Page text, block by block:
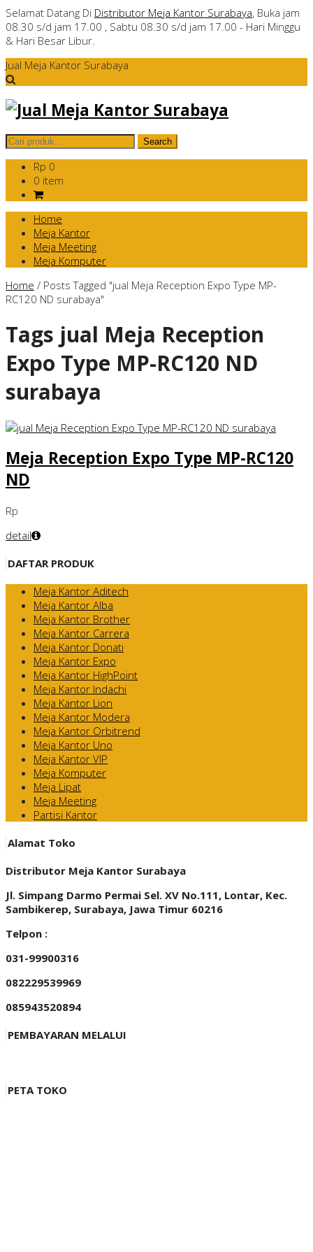
Selamat Datang Di Distributor Meja Kantor Surabaya, Buka jam
08.30 s/d jam 17.00 , Sabtu 08.30 s/d jam 17.00 - Hari Minggu
& Hari Besar Libur.
Jual Meja Kantor Surabaya
Rp 0
0 item
Home
Meja Kantor
Meja Meeting
Meja Komputer
Home / Posts Tagged "jual Meja Reception Expo Type MP-
RC120 ND surabaya"
Tags jual Meja Reception
Expo Type MP-RC120 ND
surabaya
Meja Reception Expo Type MP-RC120
ND
Rp
detail
DAFTAR PRODUK
Meja Kantor Aditech
Meja Kantor Alba
Meja Kantor Brother
Meja Kantor Carrera
Meja Kantor Donati
Meja Kantor Expo
Meja Kantor HighPoint
Meja Kantor Indachi
Meja Kantor Lion
Meja Kantor Modera
Meja Kantor Orbitrend
Meja Kantor Uno
Meja Kantor VIP
Meja Komputer
Meja Lipat
Meja Meeting
Partisi Kantor
Alamat Toko
Distributor Meja Kantor Surabaya
Jl. Simpang Darmo Permai Sel. XV No.111, Lontar, Kec.
Sambikerep, Surabaya, Jawa Timur 60216
Telpon :
031-99900316
082229539969
085943520894
PEMBAYARAN MELALUI
PETA TOKO